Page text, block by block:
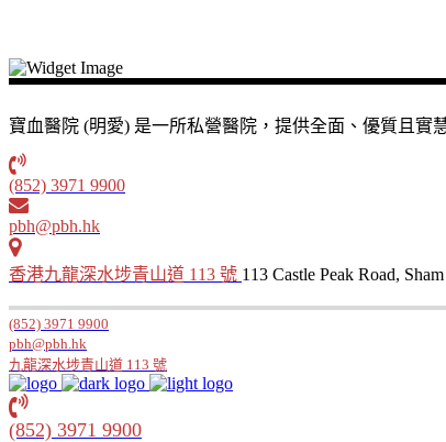
寶血醫院 (明愛) 是一所私營醫院，提供全面、優質且
(852) 3971 9900
pbh@pbh.hk
香港九龍深水埗青山道 113 號 113 Castle Peak Road,
(852) 3971 9900
pbh@pbh.hk
九龍深水埗青山道 113 號
(852) 3971 9900